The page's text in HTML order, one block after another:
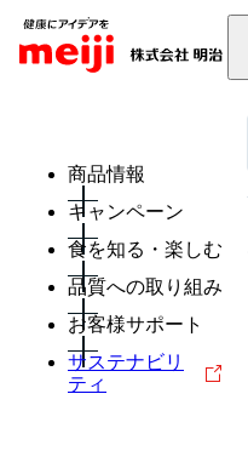
商品情報
キャンペーン
食を知る・楽しむ
品質への取り組み
お客様サポート
サステナビリ
ティ